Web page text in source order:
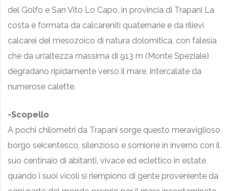
del Golfo e San Vito Lo Capo, in provincia di Trapani La
costa è formata da calcareniti quaternarie e da rilievi
calcarei del mesozoico di natura dolomitica, con falesia
che da un’altezza massima di 913 m (Monte Speziale)
degradano ripidamente verso il mare, intercalate da
numerose calette.
-Scopello
A pochi chilometri da Trapani sorge questo meraviglioso
borgo seicentesco, silenzioso e sornione in inverno con il
suo centinaio di abitanti, vivace ed eclettico in estate,
quando i suoi vicoli si riempiono di gente proveniente da